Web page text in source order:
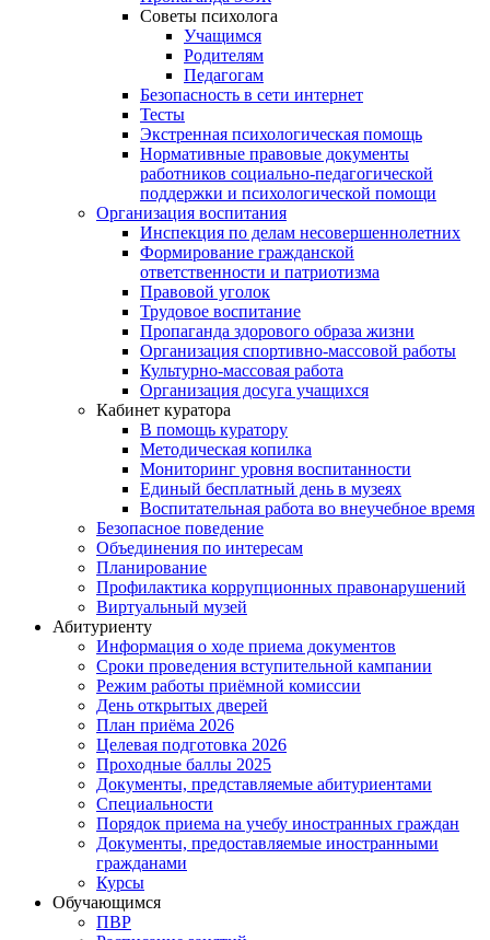
Советы психолога
Учащимся
Родителям
Педагогам
Безопасность в сети интернет
Тесты
Экстренная психологическая помощь
Нормативные правовые документы
работников социально-педагогической
поддержки и психологической помощи
Организация воспитания
Инспекция по делам несовершеннолетних
Формирование гражданской
ответственности и патриотизма
Правовой уголок
Трудовое воспитание
Пропаганда здорового образа жизни
Организация спортивно-массовой работы
Культурно-массовая работа
Организация досуга учащихся
Кабинет куратора
В помощь куратору
Методическая копилка
Мониторинг уровня воспитанности
Единый бесплатный день в музеях
Воспитательная работа во внеучебное время
Безопасное поведение
Объединения по интересам
Планирование
Профилактика коррупционных правонарушений
Виртуальный музей
Абитуриенту
Информация о ходе приема документов
Сроки проведения вступительной кампании
Режим работы приёмной комиссии
День открытых дверей
План приёма 2026
Целевая подготовка 2026
Проходные баллы 2025
Документы, представляемые абитуриентами
Специальности
Порядок приема на учебу иностранных граждан
Документы, предоставляемые иностранными
гражданами
Курсы
Обучающимся
ПВР